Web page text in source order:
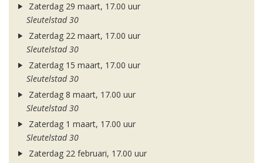
Zaterdag 29 maart, 17.00 uur
Sleutelstad 30
Zaterdag 22 maart, 17.00 uur
Sleutelstad 30
Zaterdag 15 maart, 17.00 uur
Sleutelstad 30
Zaterdag 8 maart, 17.00 uur
Sleutelstad 30
Zaterdag 1 maart, 17.00 uur
Sleutelstad 30
Zaterdag 22 februari, 17.00 uur